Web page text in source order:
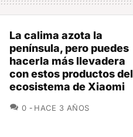
La calima azota la
península, pero puedes
hacerla más llevadera
con estos productos del
ecosistema de Xiaomi
0 COMENTARIOS
HACE 3 AÑOS